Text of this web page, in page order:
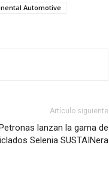
Automotive
Artículo siguiente
lanzan la gama de
Selenia SUSTAINera